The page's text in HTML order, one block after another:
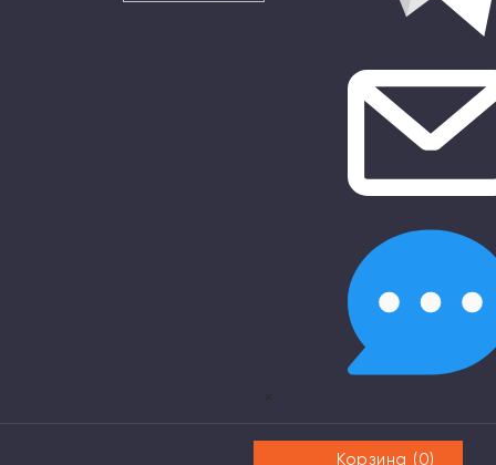
×
Корзина (0)